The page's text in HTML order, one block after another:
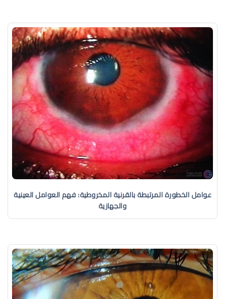
عوامل الخطورة المرتبطة بالقرنية المخروطية: فهم العوامل العينية
والجهازية